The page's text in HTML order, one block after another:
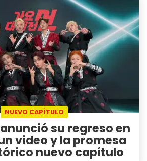
NUEVO CAPÍTULO
su regreso en
video y la promesa
nuevo capítulo